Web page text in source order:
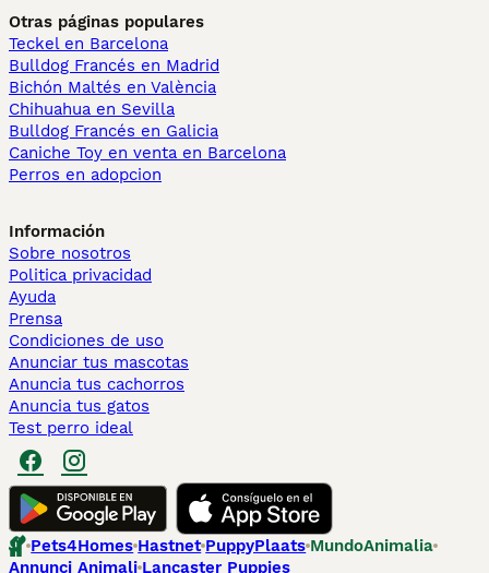
Otras páginas populares
Teckel en Barcelona
Bulldog Francés en Madrid
Bichón Maltés en València
Chihuahua en Sevilla
Bulldog Francés en Galicia
Caniche Toy en venta en Barcelona
Perros en adopcion
Información
Sobre nosotros
Politica privacidad
Ayuda
Prensa
Condiciones de uso
Anunciar tus mascotas
Anuncia tus cachorros
Anuncia tus gatos
Test perro ideal
Pets4Homes Hastnet PuppyPlaats MundoAnimalia
Annunci Animali Lancaster Puppies